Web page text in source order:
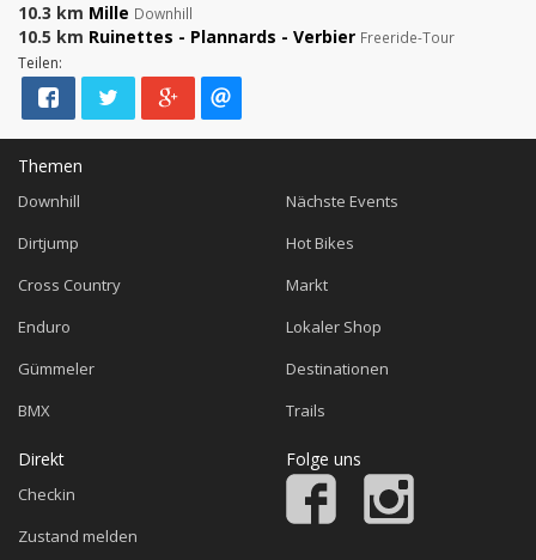
10.3 km Mille Downhill
10.5 km Ruinettes - Plannards - Verbier Freeride-Tour
Teilen:
Themen
Downhill
Dirtjump
Cross Country
Enduro
Gümmeler
BMX
Nächste Events
Hot Bikes
Markt
Lokaler Shop
Destinationen
Trails
Direkt
Checkin
Zustand melden
Folge uns